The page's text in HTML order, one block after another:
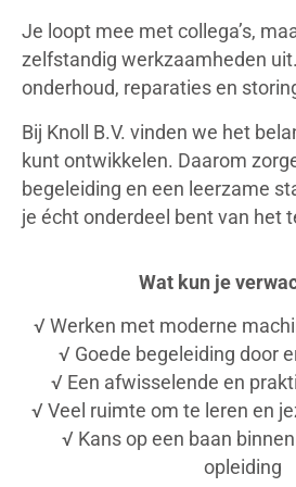
Je loopt mee met collega’s,
zelfstandig werkzaamheden
onderhoud, reparaties en
Bij Knoll B.V. vinden we het
kunt ontwikkelen. Daarom
begeleiding en een leerzame
je écht onderdeel bent van het
Wat kun je
√ Werken met moderne
√ Goede begeleiding door
√ Een afwisselende en
√ Veel ruimte om te leren en
√ Kans op een baan
opleiding